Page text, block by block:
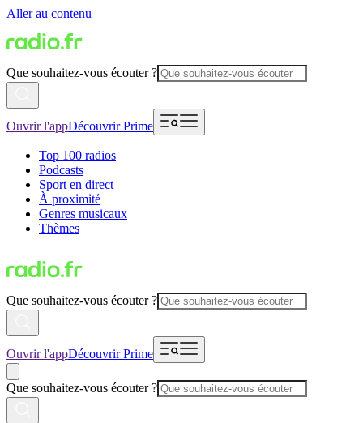
Aller au contenu
Que souhaitez-vous écouter ?
Ouvrir l'appDécouvrir Prime
Top 100 radios
Podcasts
Sport en direct
À proximité
Genres musicaux
Thèmes
Que souhaitez-vous écouter ?
Ouvrir l'appDécouvrir Prime
Que souhaitez-vous écouter ?